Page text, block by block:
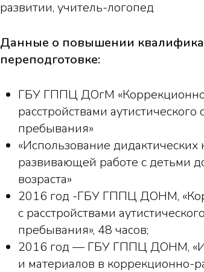
развитии, учитель-логопед
Данные о повышении
переподготовке:
ГБУ ГППЦ ДОгМ
расстройствами
пребывания»
«Использование
развивающей работе с детьми
возраста»
2016 год -ГБУ ГППЦ ДОНМ,
с расстройствами
пребывания», 48 часов;
2016 год — ГБУ ГППЦ ДОНМ,
и материалов в коррекционно-